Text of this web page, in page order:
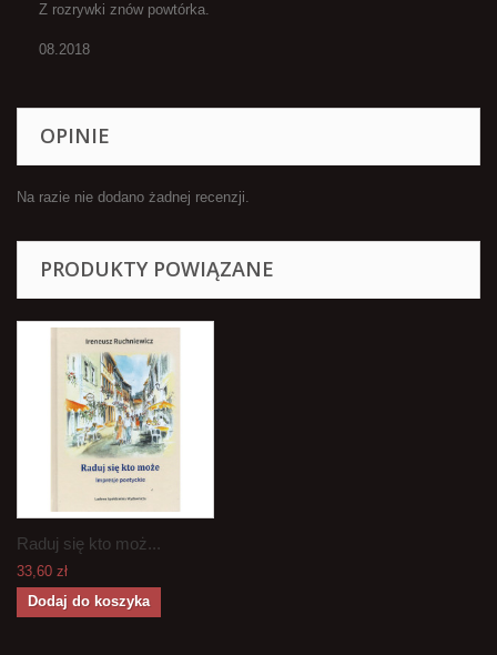
Z rozrywki znów powtórka.
08.2018
OPINIE
Na razie nie dodano żadnej recenzji.
PRODUKTY POWIĄZANE
Raduj się kto moż...
33,60 zł
Dodaj do koszyka